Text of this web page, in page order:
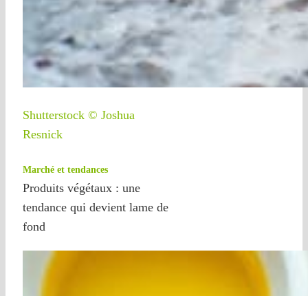
Shutterstock © Joshua
Resnick
Marché et tendances
Produits végétaux : une
tendance qui devient lame de
fond